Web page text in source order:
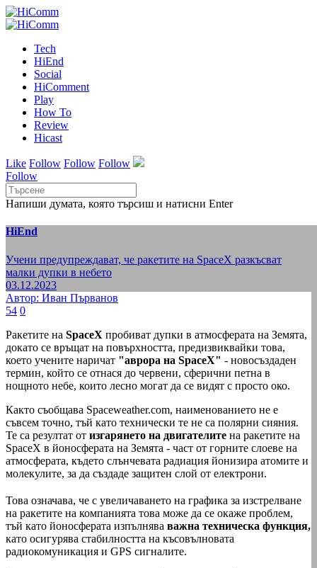
Tech
HiEnd
Social
HiComment
Play
How To
Review
Hicast
Like Follow Follow Follow
Follow
Напиши думата, която търсиш и натисни Enter
HiEnd
Учени предупреждават, че ракетите на SpaceX разкъсват
малки дупки в небето
03.12.2023
Автор: Иван Първанов
54 0
Ракетите на SpaceX пробиват дупки в атмосферата на Земята,
докато се връщат на повърхността, предизвиквайки това,
което учените наричат "аврора на SpaceX" - новосъздаден
термин, който се отнася до червени, сферични петна в
нощното небе, които лесно могат да се видят с просто око.
Както съобщава Spaceweather.com, наименованието не е
съвсем точно, тъй като технически те не са полярни сияния.
Те са резултат от изгарянето на двигателите на ракетите на
SpaceX в йоносферата на Земята - част от горните слоеве на
атмосферата, където слънчевата радиация йонизира атомите и
молекулите, за да създаде защитен слой от електрони.
Това означава, че с увеличаването на графика за изстрелване
на ракетите на компанията това може да се окаже проблем,
тъй като йоносферата изпълнява важна техническа функция,
като осигурява стабилността на късовълновата
радиокомуникация и GPS сигналите.